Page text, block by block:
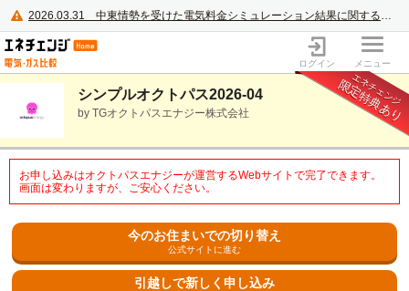
2026.03.31 中東情勢を受けた電気料金シミュレーション結果に関するご案内
電力・ガス比較サイト エネチェンジ
ログイン メニュー
シンプルオクトパス2026-04
by TGオクトパスエナジー株式会社
エネチェンジ
限定特典あり
お申し込みはオクトパスエナジーが運営するWebサイトで完了できます。
画面は変わりますが、ご安心ください。
今のお住まいでの切り替え
公式サイトに進む
引越しで新しく申し込み